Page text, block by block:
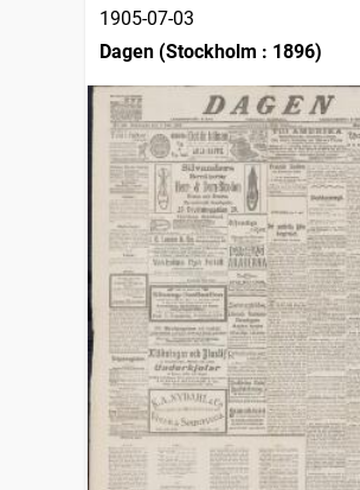
1905-07-03
Dagen (Stockholm : 1896)